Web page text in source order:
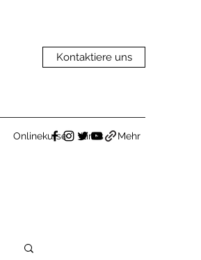
Kontaktiere uns
Onlinekurse Links Mehr